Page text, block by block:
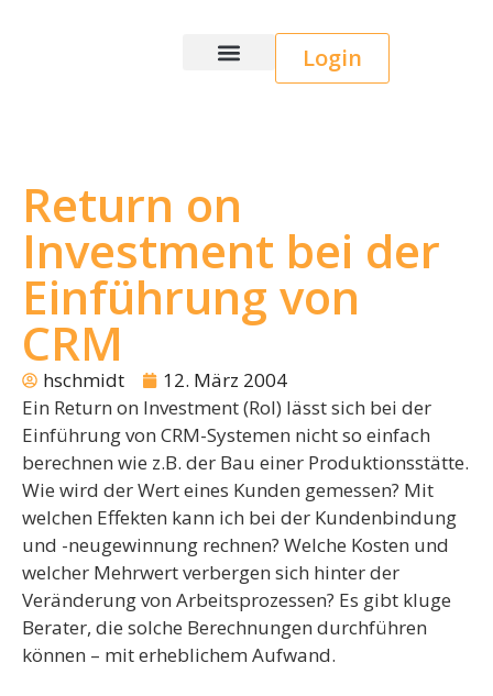
Login
Return on
Investment bei der
Einführung von
CRM
hschmidt
12. März 2004
Ein Return on Investment (RoI) lässt sich bei der
Einführung von CRM-Systemen nicht so einfach
berechnen wie z.B. der Bau einer Produktionsstätte.
Wie wird der Wert eines Kunden gemessen? Mit
welchen Effekten kann ich bei der Kundenbindung
und -neugewinnung rechnen? Welche Kosten und
welcher Mehrwert verbergen sich hinter der
Veränderung von Arbeitsprozessen? Es gibt kluge
Berater, die solche Berechnungen durchführen
können – mit erheblichem Aufwand.